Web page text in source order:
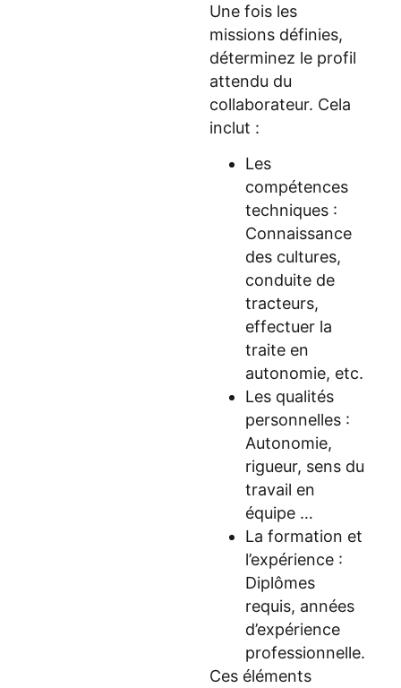
Une fois les
missions définies,
déterminez le profil
attendu du
collaborateur. Cela
inclut :
Les
compétences
techniques :
Connaissance
des cultures,
conduite de
tracteurs,
effectuer la
traite en
autonomie, etc.
Les qualités
personnelles :
Autonomie,
rigueur, sens du
travail en
équipe …
La formation et
l’expérience :
Diplômes
requis, années
d’expérience
professionnelle.
Ces éléments